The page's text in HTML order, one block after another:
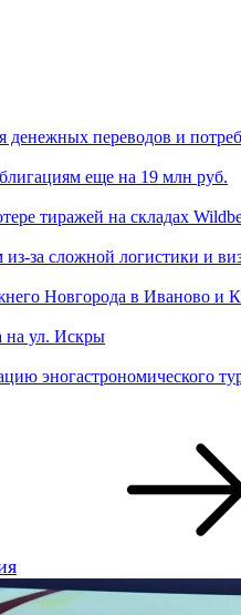
денежных переводов и
еще на 19 млн руб.
тиражей на складах
сложной логистики и
Новгорода в Иваново и
на ул. Искры
эногастрономического